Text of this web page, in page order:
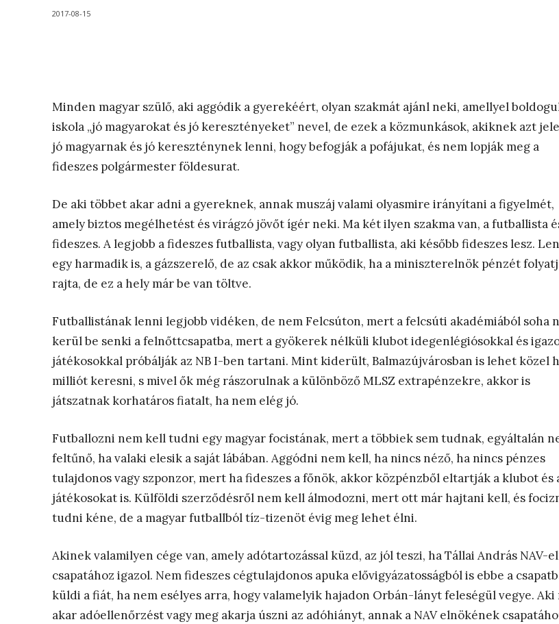
2017-08-15
Minden magyar szülő, aki aggódik a gyerekéért, olyan szakmát ajánl neki, amellyel
iskola „jó magyarokat és jó keresztényeket” nevel, de ezek a közmunkások, akiknek azt
jó magyarnak és jó kereszténynek lenni, hogy befogják a pofájukat, és nem lopják meg a
fideszes polgármester földesurat.
De aki többet akar adni a gyereknek, annak muszáj valami olyasmire irányítani a figyelmét,
amely biztos megélhetést és virágzó jövőt ígér neki. Ma két ilyen szakma van, a futballista
fideszes. A legjobb a fideszes futballista, vagy olyan futballista, aki később fideszes lesz.
egy harmadik is, a gázszerelő, de az csak akkor működik, ha a miniszterelnök pénzét
rajta, de ez a hely már be van töltve.
Futballistának lenni legjobb vidéken, de nem Felcsúton, mert a felcsúti akadémiából soha
kerül be senki a felnőttcsapatba, mert a gyökerek nélküli klubot idegenlégiósokkal és
játékosokkal próbálják az NB I-ben tartani. Mint kiderült, Balmazújvárosban is lehet közel
milliót keresni, s mivel ők még rászorulnak a különböző MLSZ extrapénzekre, akkor is
játszatnak korhatáros fiatalt, ha nem elég jó.
Futballozni nem kell tudni egy magyar focistának, mert a többiek sem tudnak, egyáltalán
feltűnő, ha valaki elesik a saját lábában. Aggódni nem kell, ha nincs néző, ha nincs pénzes
tulajdonos vagy szponzor, mert ha fideszes a főnök, akkor közpénzből eltartják a klubot és
játékosokat is. Külföldi szerződésről nem kell álmodozni, mert ott már hajtani kell, és
tudni kéne, de a magyar futballból tíz-tizenöt évig meg lehet élni.
Akinek valamilyen cége van, amely adótartozással küzd, az jól teszi, ha Tállai András NAV-
csapatához igazol. Nem fideszes cégtulajdonos apuka elővigyázatosságból is ebbe a
küldi a fiát, ha nem esélyes arra, hogy valamelyik hajadon Orbán-lányt feleségül vegye. Aki
akar adóellenőrzést vagy meg akarja úszni az adóhiányt, annak a NAV elnökének